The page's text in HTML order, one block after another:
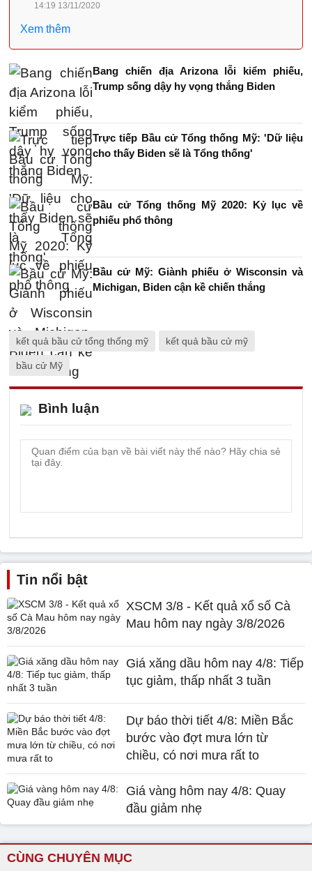
14:19 13/11/2020
Xem thêm
Bang chiến địa Arizona lỗi kiểm phiếu,
Trump sống dậy hy vọng thắng Biden
Trực tiếp Bầu cử Tổng thống Mỹ: 'Dữ liệu
cho thấy Biden sẽ là Tổng thống'
Bầu cử Tổng thống Mỹ 2020: Kỷ lục về
phiếu phổ thông
Bầu cử Mỹ: Giành phiếu ở Wisconsin và
Michigan, Biden cận kề chiến thắng
kết quả bầu cử tổng thống mỹ kết quả bầu cử mỹ
bầu cử Mỹ
Bình luận
Tin nổi bật
XSCM 3/8 - Kết quả xổ số Cà
Mau hôm nay ngày 3/8/2026
Giá xăng dầu hôm nay 4/8: Tiếp
tục giảm, thấp nhất 3 tuần
Dự báo thời tiết 4/8: Miền Bắc
bước vào đợt mưa lớn từ
chiều, có nơi mưa rất to
Giá vàng hôm nay 4/8: Quay
đầu giảm nhẹ
CÙNG CHUYÊN MỤC